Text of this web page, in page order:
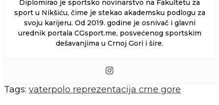
Diplomirao je sportsko novinarstvo na Fakultetu za
sport u Nikšiću, čime je stekao akademsku podlogu za
svoju karijeru. Od 2019. godine je osnivač i glavni
urednik portala CGsport.me, posvećenog sportskim
dešavanjima u Crnoj Gori i šire.
Tags: vaterpolo reprezentacija crne gore